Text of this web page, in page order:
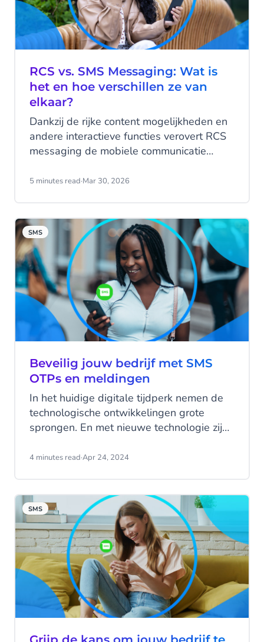
RCS vs. SMS Messaging: Wat is
het en hoe verschillen ze van
elkaar?
Dankzij de rijke content mogelijkheden en
andere interactieve functies verovert RCS
messaging de mobiele communicatie
RCS en SMS? Laten we RCS en SMS eens
5 minutes read·Mar 30, 2026
SMS
Beveilig jouw bedrijf met SMS
OTPs en meldingen
In het huidige digitale tijdperk nemen de
technologische ontwikkelingen grote
sprongen. En met nieuwe technologie zijn
zoeken met klanten. Waar groei is, zijn
beschermen van bedrijfsgegevens,
klantinformatie en online accounts is een
prioriteit voor elk modern bedrijf. Met SMS
kun je jouw bedrijf en jouw klanten
beschermen tegen online fraude en
cybercriminaliteit.
4 minutes read·Apr 24, 2024
SMS